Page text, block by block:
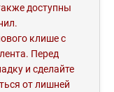
доступны
клише с
Перед
и сделайте
от лишней